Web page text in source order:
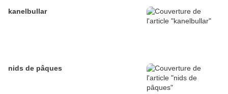
kanelbullar
nids de pâques